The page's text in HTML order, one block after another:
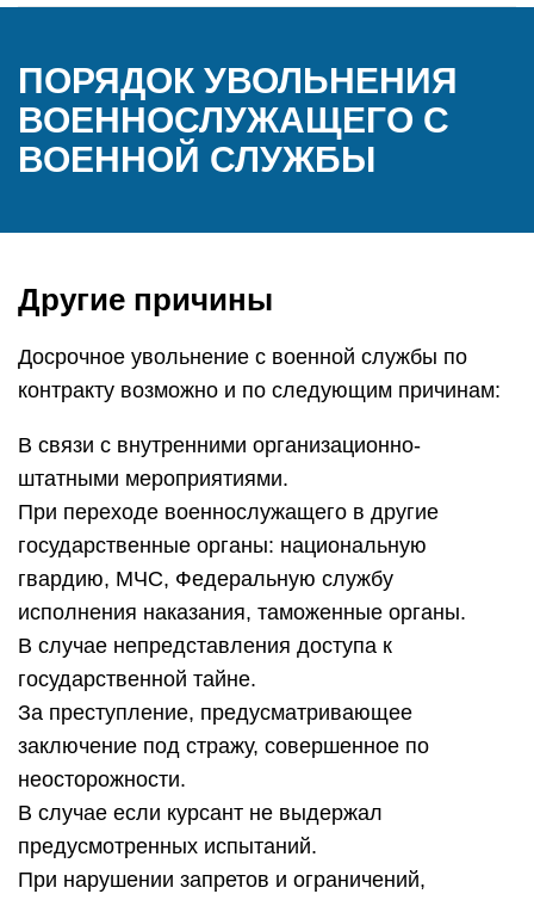
ПОРЯДОК УВОЛЬНЕНИЯ
ВОЕННОСЛУЖАЩЕГО С
ВОЕННОЙ СЛУЖБЫ
Другие причины
Досрочное увольнение с военной службы по
контракту возможно и по следующим причинам:
В связи с внутренними организационно-
штатными мероприятиями.
При переходе военнослужащего в другие
государственные органы: национальную
гвардию, МЧС, Федеральную службу
исполнения наказания, таможенные органы.
В случае непредставления доступа к
государственной тайне.
За преступление, предусматривающее
заключение под стражу, совершенное по
неосторожности.
В случае если курсант не выдержал
предусмотренных испытаний.
При нарушении запретов и ограничений,